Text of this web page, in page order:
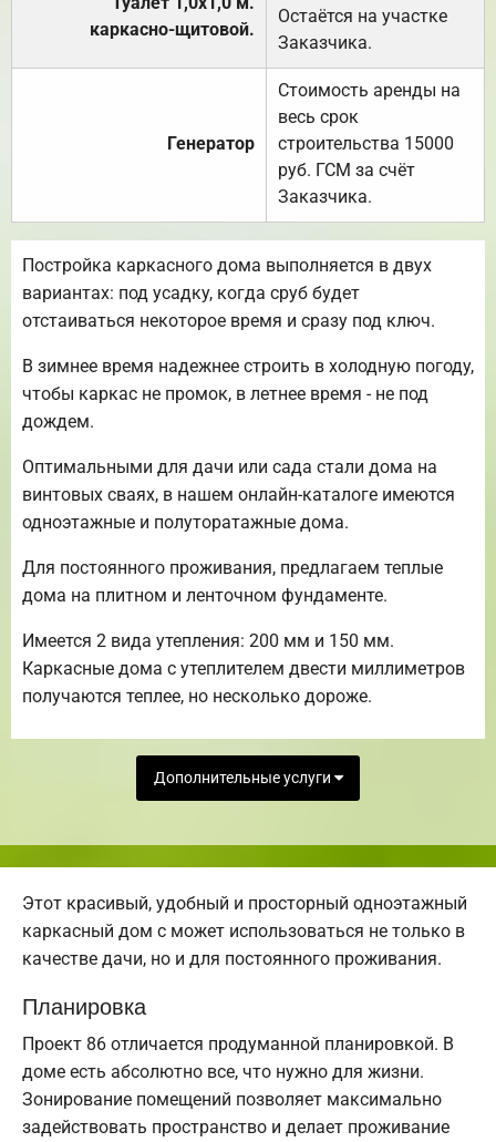
каркасно-щитовой.
Остаётся на участке
Заказчика.
Генератор
Стоимость аренды на
весь срок
строительства 15000
руб. ГСМ за счёт
Заказчика.
Постройка каркасного дома выполняется в двух
вариантах: под усадку, когда сруб будет
отстаиваться некоторое время и сразу под ключ.
В зимнее время надежнее строить в холодную погоду,
чтобы каркас не промок, в летнее время - не под
дождем.
Оптимальными для дачи или сада стали дома на
винтовых сваях, в нашем онлайн-каталоге имеются
одноэтажные и полуторатажные дома.
Для постоянного проживания, предлагаем теплые
дома на плитном и ленточном фундаменте.
Имеется 2 вида утепления: 200 мм и 150 мм.
Каркасные дома с утеплителем двести миллиметров
получаются теплее, но несколько дороже.
Дополнительные услуги
Этот красивый, удобный и просторный одноэтажный
каркасный дом с может использоваться не только в
качестве дачи, но и для постоянного проживания.
Планировка
Проект 86 отличается продуманной планировкой. В
доме есть абсолютно все, что нужно для жизни.
Зонирование помещений позволяет максимально
задействовать пространство и делает проживание